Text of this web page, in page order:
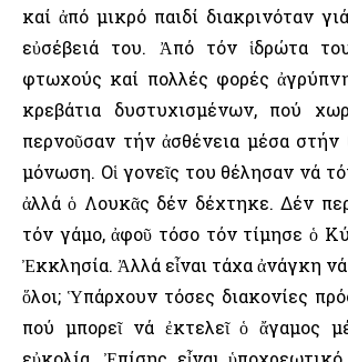
καί ἀπό μικρό παιδί διακρινόταν
εὐσέβειά του. Ἀπό τόν ἱδρώτα
φτωχούς καί πολλές φορές
κρεβάτια δυστυχισμένων, πού
περνοῦσαν τήν ἀσθένεια μέσα
μόνωση. Οἱ γονεῖς του θέλησαν νά
ἀλλά ὁ Λουκᾶς δέν δέχτηκε. Δέν
τόν γάμο, ἀφοῦ τόσο τόν τίμησε ὁ
Ἐκκλησία. Ἀλλά εἶναι τάχα ἀνάγκη
ὅλοι; Ὑπάρχουν τόσες διακονίες
πού μπορεῖ νά ἐκτελεῖ ὁ ἄγαμος